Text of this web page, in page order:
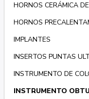
HORNOS CERÁMICA
HORNOS
IMPLANTES
INSERTOS PUNTAS
INSTRUMENTO DE
INSTRUMENTO